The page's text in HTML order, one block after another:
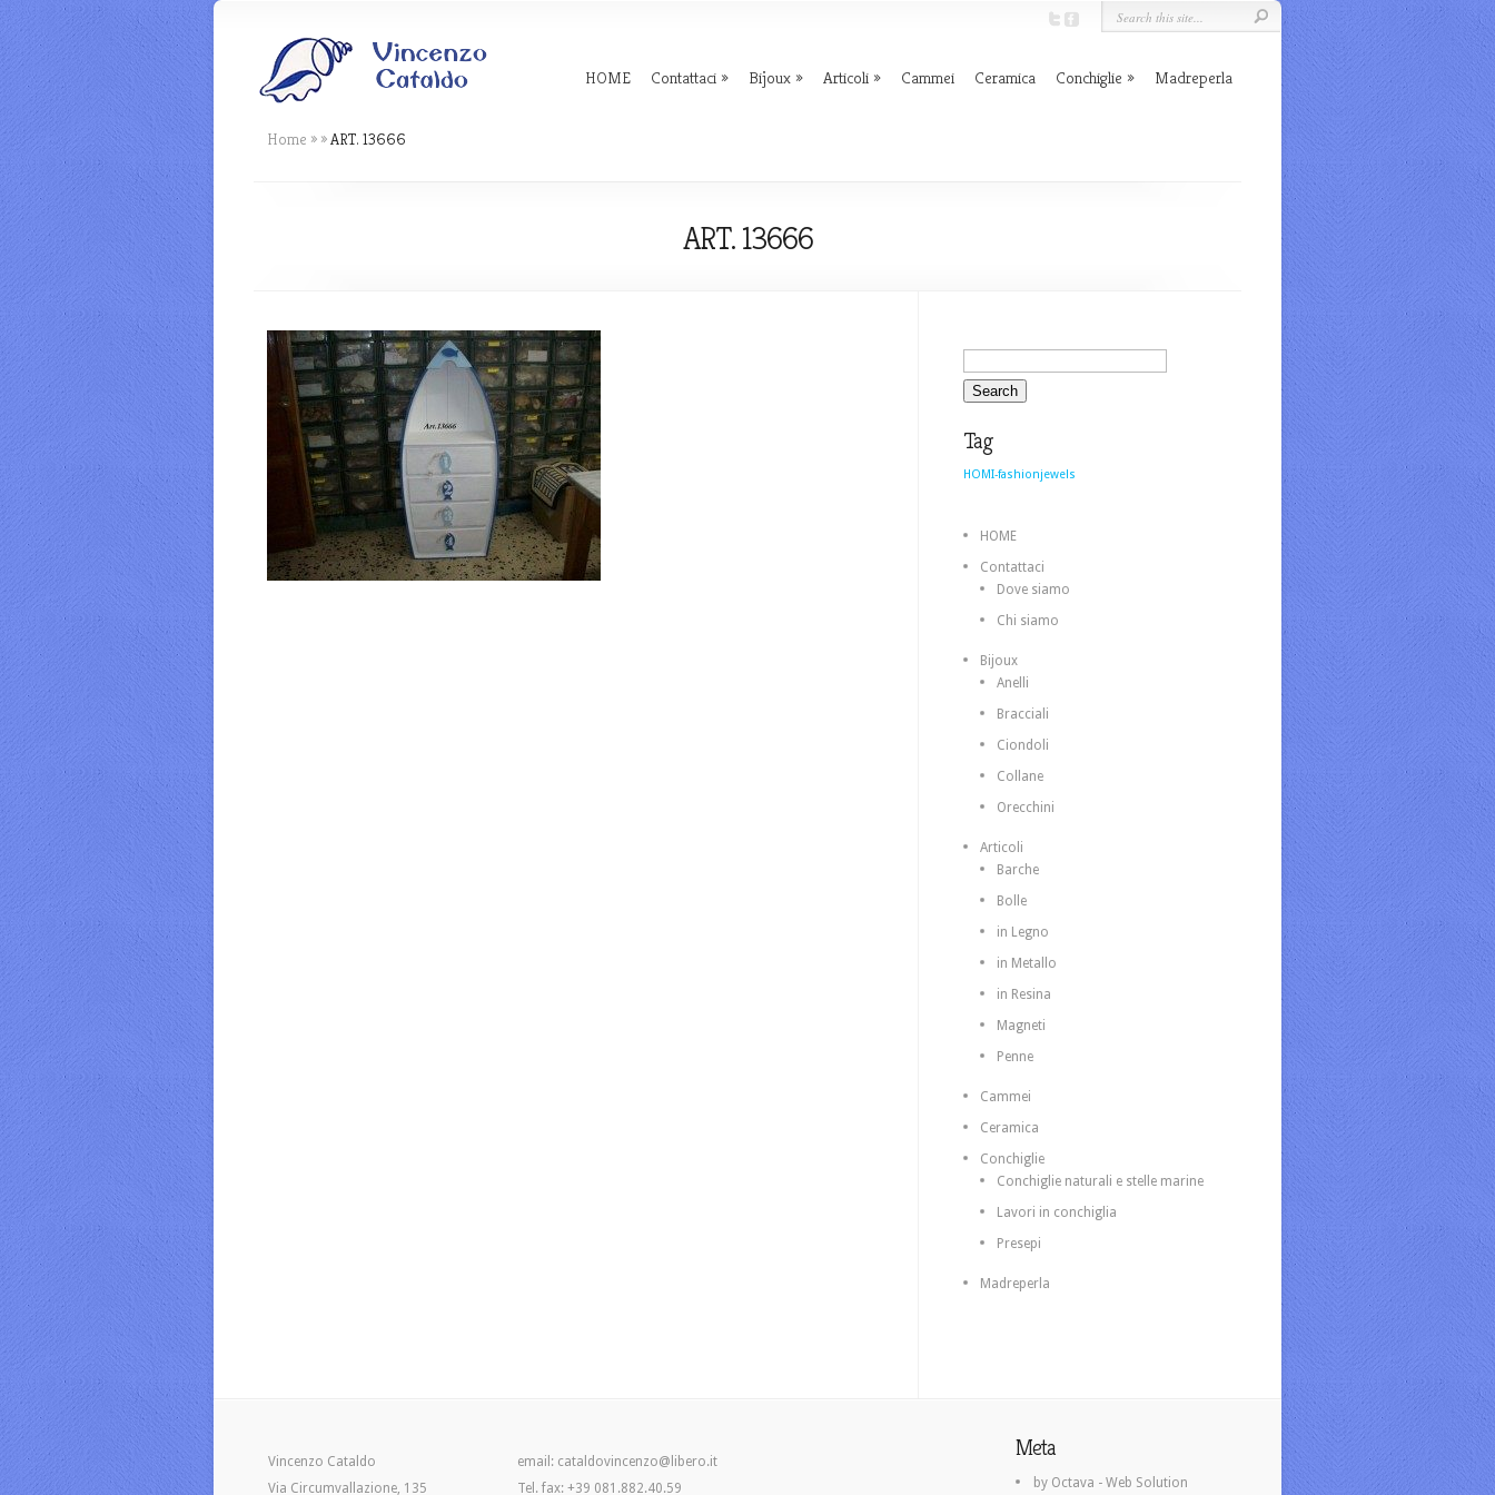
HOME Contattaci Bijoux Articoli Cammei Ceramica Conchiglie Madreperla
Home » »ART. 13666
ART. 13666
Tag
HOMI-fashionjewels
HOME
Contattaci
Dove siamo
Chi siamo
Bijoux
Anelli
Bracciali
Ciondoli
Collane
Orecchini
Articoli
Barche
Bolle
in Legno
in Metallo
in Resina
Magneti
Penne
Cammei
Ceramica
Conchiglie
Conchiglie naturali e stelle marine
Lavori in conchiglia
Presepi
Madreperla
Vincenzo Cataldo
Via Circumvallazione, 135
email: cataldovincenzo@libero.it
Tel. fax: +39 081.882.40.59
Meta
by Octava - Web Solution